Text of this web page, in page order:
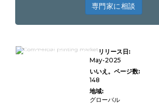
専門家に相談
商業印刷市場規模、シェ
ア、成長、業界分析、印
リリース日:
May-2025
いいえ。ページ数:
148
地域:
グローバル